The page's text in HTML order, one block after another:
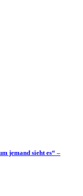
jemand sieht es“ –